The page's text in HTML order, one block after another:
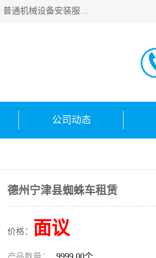
青岛高晟工程机械租赁有限公司成立于2015年，注册地位于山东省青岛市。经营范围包括：机械设备租赁，普通机械设备安装服务，电子、机械设备维护，专用设备修理，通用设备修理，机械设备销售，环境保护专用设备销售，建筑材料销售，专业保洁、清洗、消毒服务，劳动保护用品销售，信息技术咨询服务，汽车拖车、求援、清障服务，物业管理；工程管理服务，货物进出口，技术进出口，汽车销售，新能源汽车整车销售等。
公司动态
德州宁津县蜘蛛车租赁
价格： 面议